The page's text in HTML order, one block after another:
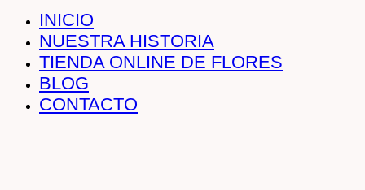
INICIO
NUESTRA HISTORIA
TIENDA ONLINE DE FLORES
BLOG
CONTACTO